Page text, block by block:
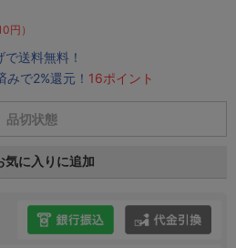
円）
送料無料！
で2%還元！ 16ポイント
品切状態
気に入りに追加